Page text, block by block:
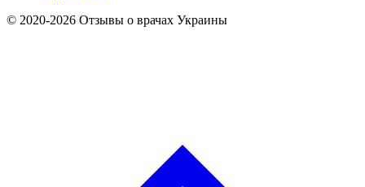
© 2020-2026 Отзывы о врачах Украины